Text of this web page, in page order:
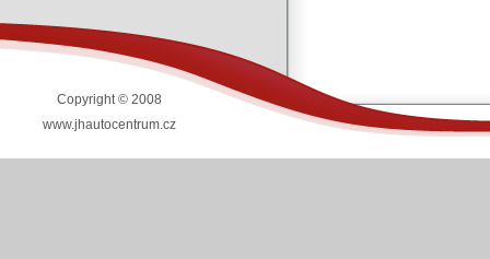
Copyright © 2008
www.jhautocentrum.cz